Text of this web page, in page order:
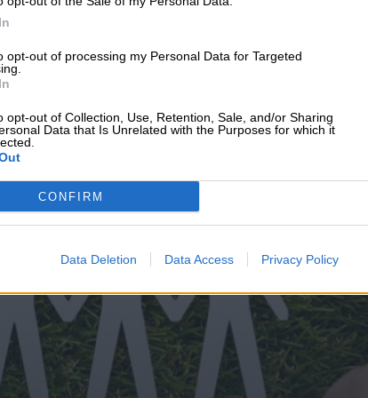
opt-out of processing my Personal Data for Targeted
opt-out of Collection, Use, Retention, Sale, and/or Sharing
Data that Is Unrelated with the Purposes for which it
CONFIRM
Data Deletion Data Access Privacy Policy
ροή